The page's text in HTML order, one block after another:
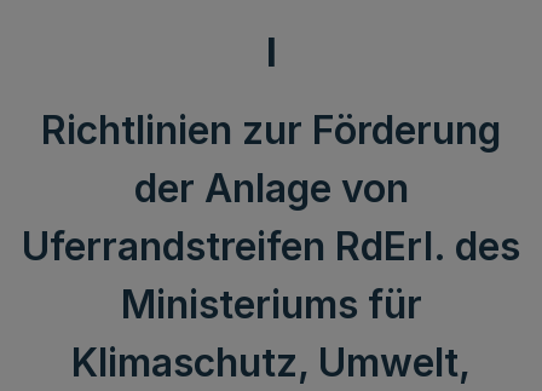
I
Richtlinien zur Förderung
der Anlage von
Uferrandstreifen RdErl. des
Ministeriums für
Klimaschutz, Umwelt,